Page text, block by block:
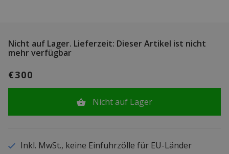
Nicht auf Lager. Lieferzeit: Dieser Artikel ist nicht
mehr verfügbar
€300
Nicht auf Lager
Inkl. MwSt., keine Einfuhrzölle für EU-Länder